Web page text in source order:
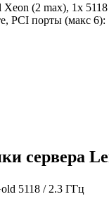
(2 max), 1x
PCI порты (макс
сервера
5118 / 2.3 ГГц